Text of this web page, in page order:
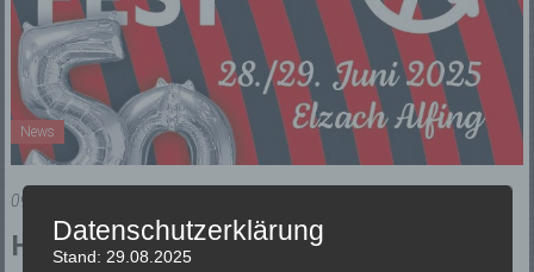
News
09/06/2025
Hafenfest 2025
Datenschutzerklärung
Stand: 29.08.2025